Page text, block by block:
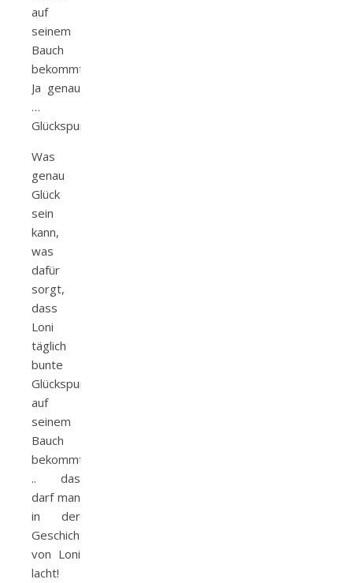
auf
seinem
Bauch
bekommt.
Ja genau
…
Glückspunkte.
Was
genau
Glück
sein
kann,
was
dafür
sorgt,
dass
Loni
täglich
bunte
Glückspunkte
auf
seinem
Bauch
bekommt
.. das
darf man
in der
Geschichte
von Loni
lacht!